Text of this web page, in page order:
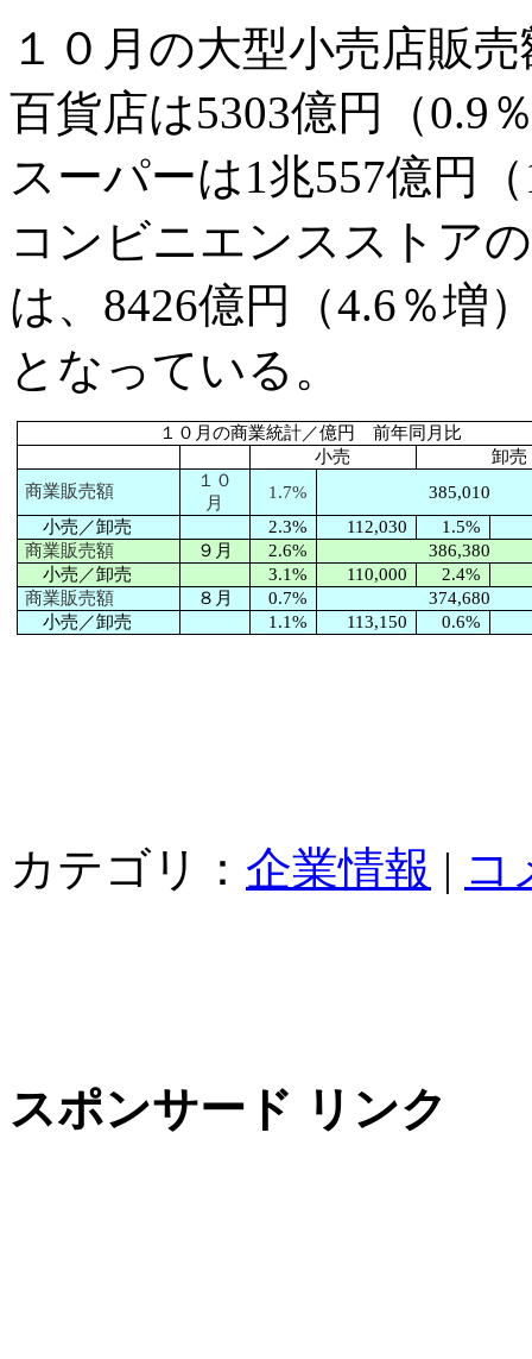
１０月の大型小売店販
百貨店は5303億円（0.9
スーパーは1兆557億円
コンビニエンスストア
は、8426億円（4.6％増
となっている。
１０月の商業統計／億円 前年同月比
小売
卸売
商業販売額
１０
月
1.7%
385,010
小売／卸売
2.3% 112,030
1.5%
商業販売額
９月 2.6%
386,380
小売／卸売
3.1% 110,000
2.4%
商業販売額
８月 0.7%
374,680
小売／卸売
1.1% 113,150 0.6%
カテゴリ： 企業情報 | コ
スポンサード リンク